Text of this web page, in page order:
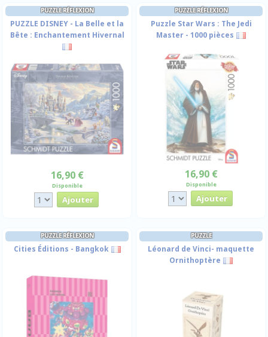
PUZZLE RÉFLEXION
PUZZLE DISNEY - La Belle et la
Bête : Enchantement Hivernal
16,90 €
Disponible
PUZZLE RÉFLEXION
Puzzle Star Wars : The Jedi
Master - 1000 pièces
16,90 €
Disponible
PUZZLE RÉFLEXION
Cities Éditions - Bangkok
PUZZLE
Léonard de Vinci- maquette
Ornithoptère